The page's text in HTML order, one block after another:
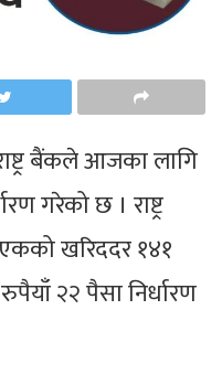
बैंकले आजका लागि
गरेको छ । राष्ट्र
खरिददर १४१
२२ पैसा निर्धारण